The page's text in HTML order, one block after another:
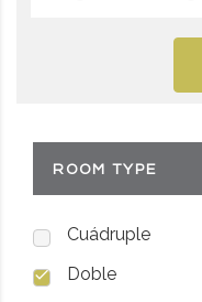
ROOM TYPE
Cuádruple
Doble